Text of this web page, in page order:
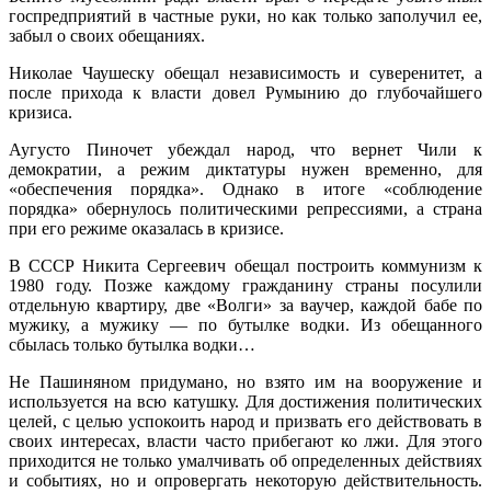
госпредприятий в частные руки, но как только заполучил ее,
забыл о своих обещаниях.
Николае Чаушеску обещал независимость и суверенитет, а
после прихода к власти довел Румынию до глубочайшего
кризиса.
Аугусто Пиночет убеждал народ, что вернет Чили к
демократии, а режим диктатуры нужен временно, для
«обеспечения порядка». Однако в итоге «соблюдение
порядка» обернулось политическими репрессиями, а страна
при его режиме оказалась в кризисе.
В СССР Никита Сергеевич обещал построить коммунизм к
1980 году. Позже каждому гражданину страны посулили
отдельную квартиру, две «Волги» за ваучер, каждой бабе по
мужику, а мужику — по бутылке водки. Из обещанного
сбылась только бутылка водки…
Не Пашиняном придумано, но взято им на вооружение и
используется на всю катушку. Для достижения политических
целей, с целью успокоить народ и призвать его действовать в
своих интересах, власти часто прибегают ко лжи. Для этого
приходится не только умалчивать об определенных действиях
и событиях, но и опровергать некоторую действительность.